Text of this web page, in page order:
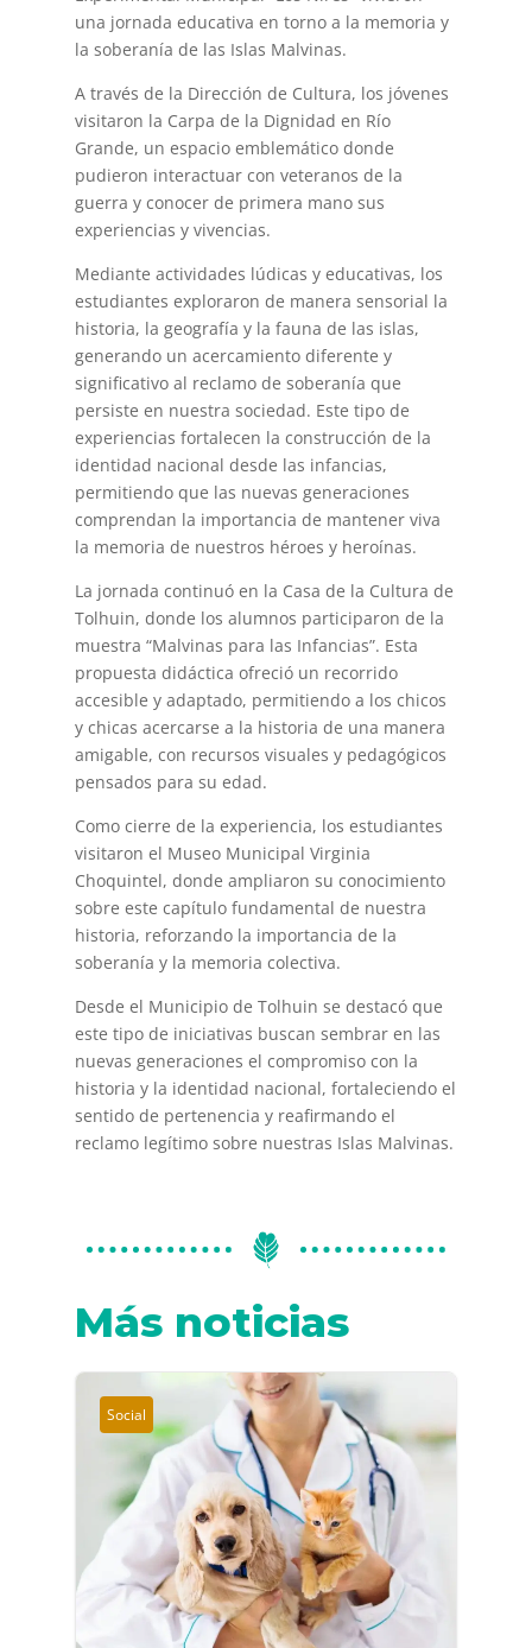
una jornada educativa en torno a la memoria y
la soberanía de las Islas Malvinas.
A través de la Dirección de Cultura, los jóvenes
visitaron la Carpa de la Dignidad en Río
Grande, un espacio emblemático donde
pudieron interactuar con veteranos de la
guerra y conocer de primera mano sus
experiencias y vivencias.
Mediante actividades lúdicas y educativas, los
estudiantes exploraron de manera sensorial la
historia, la geografía y la fauna de las islas,
generando un acercamiento diferente y
significativo al reclamo de soberanía que
persiste en nuestra sociedad. Este tipo de
experiencias fortalecen la construcción de la
identidad nacional desde las infancias,
permitiendo que las nuevas generaciones
comprendan la importancia de mantener viva
la memoria de nuestros héroes y heroínas.
La jornada continuó en la Casa de la Cultura de
Tolhuin, donde los alumnos participaron de la
muestra “Malvinas para las Infancias”. Esta
propuesta didáctica ofreció un recorrido
accesible y adaptado, permitiendo a los chicos
y chicas acercarse a la historia de una manera
amigable, con recursos visuales y pedagógicos
pensados para su edad.
Como cierre de la experiencia, los estudiantes
visitaron el Museo Municipal Virginia
Choquintel, donde ampliaron su conocimiento
sobre este capítulo fundamental de nuestra
historia, reforzando la importancia de la
soberanía y la memoria colectiva.
Desde el Municipio de Tolhuin se destacó que
este tipo de iniciativas buscan sembrar en las
nuevas generaciones el compromiso con la
historia y la identidad nacional, fortaleciendo el
sentido de pertenencia y reafirmando el
reclamo legítimo sobre nuestras Islas Malvinas.
Más noticias
Social